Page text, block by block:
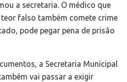
a secretaria. O médico que
falso também comete crime
pode pegar pena de prisão
a Secretaria Municipal
vai passar a exigir